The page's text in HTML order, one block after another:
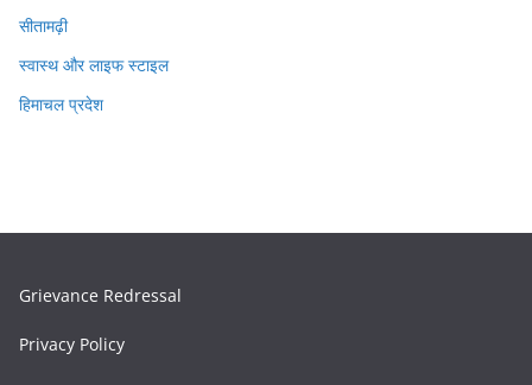
सीतामढ़ी
स्वास्थ और लाइफ स्टाइल
हिमाचल प्रदेश
Grievance Redressal
Privacy Policy